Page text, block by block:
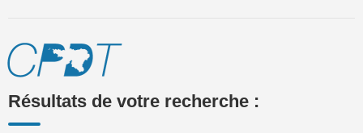
Résultats de votre recherche :